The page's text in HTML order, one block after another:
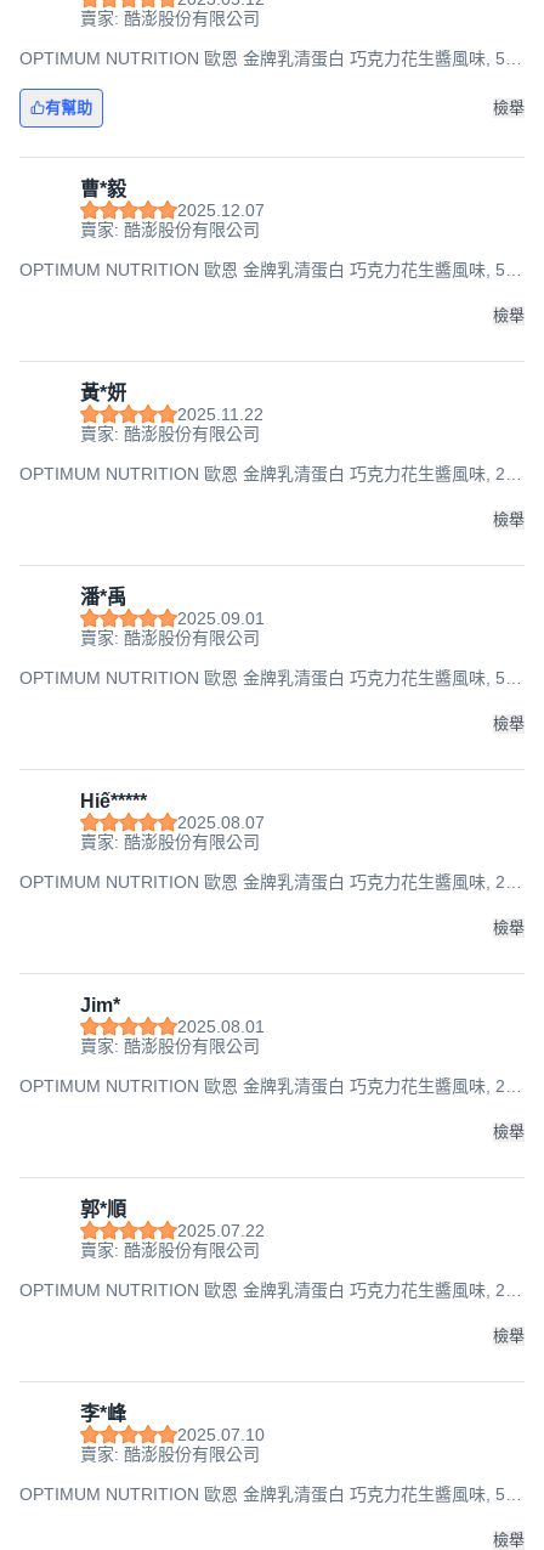
賣家: 酷澎股份有限公司
OPTIMUM NUTRITION 歐恩 金牌乳清蛋白 巧克力花生醬風味, 5lb,
有幫助 檢舉
曹*毅
2025.12.07
賣家: 酷澎股份有限公司
OPTIMUM NUTRITION 歐恩 金牌乳清蛋白 巧克力花生醬風味, 5lb,
檢舉
黃*妍
2025.11.22
賣家: 酷澎股份有限公司
OPTIMUM NUTRITION 歐恩 金牌乳清蛋白 巧克力花生醬風味, 2lb,
檢舉
潘*禹
2025.09.01
賣家: 酷澎股份有限公司
OPTIMUM NUTRITION 歐恩 金牌乳清蛋白 巧克力花生醬風味, 5lb,
檢舉
Hiế*****
2025.08.07
賣家: 酷澎股份有限公司
OPTIMUM NUTRITION 歐恩 金牌乳清蛋白 巧克力花生醬風味, 2lb,
檢舉
Jim*
2025.08.01
賣家: 酷澎股份有限公司
OPTIMUM NUTRITION 歐恩 金牌乳清蛋白 巧克力花生醬風味, 2lb,
檢舉
郭*順
2025.07.22
賣家: 酷澎股份有限公司
OPTIMUM NUTRITION 歐恩 金牌乳清蛋白 巧克力花生醬風味, 2lb,
檢舉
李*峰
2025.07.10
賣家: 酷澎股份有限公司
OPTIMUM NUTRITION 歐恩 金牌乳清蛋白 巧克力花生醬風味, 5lb,
檢舉